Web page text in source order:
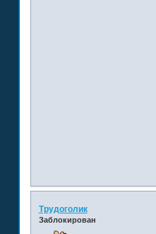
Трудоголик
Заблокирован